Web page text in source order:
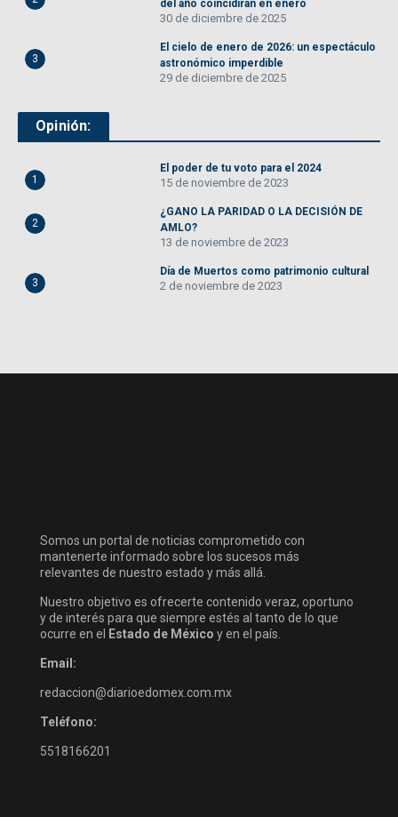
del año coincidirán en enero
30 de diciembre de 2025
3
El cielo de enero de 2026: un espectáculo
astronómico imperdible
29 de diciembre de 2025
Opinión:
1
El poder de tu voto para el 2024
15 de noviembre de 2023
2
¿GANO LA PARIDAD O LA DECISIÓN DE
AMLO?
13 de noviembre de 2023
3
Día de Muertos como patrimonio cultural
2 de noviembre de 2023
Somos un portal de noticias comprometido con
mantenerte informado sobre los sucesos más
relevantes de nuestro estado y más allá.
Nuestro objetivo es ofrecerte contenido veraz, oportuno
y de interés para que siempre estés al tanto de lo que
ocurre en el
Estado de México y en el país.
Email:
redaccion@diarioedomex.com.mx
Teléfono:
5518166201